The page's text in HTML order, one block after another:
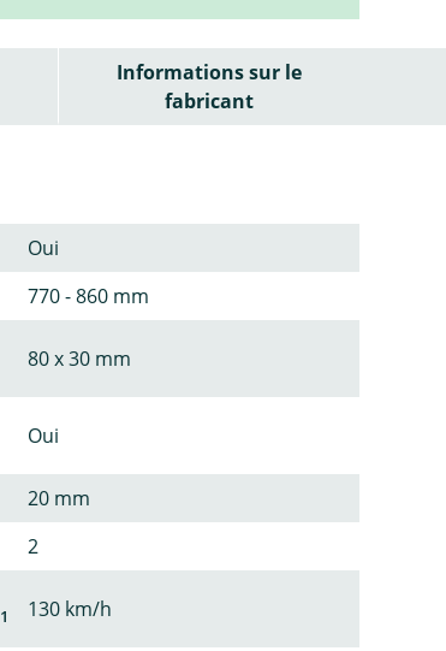
Informations sur le
fabricant
Oui
770 - 860 mm
80 x 30 mm
Oui
20 mm
2
1 130 km/h